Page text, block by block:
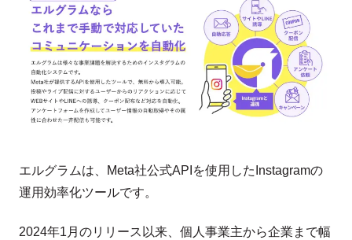
エルグラムは、Meta社公式APIを使用したInstagramの
運用効率化ツールです。
2024年1月のリリース以来、個人事業主から企業まで幅